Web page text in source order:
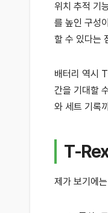
위치 추적 기
를 높인 구성
할 수 있다는
배터리 역시
간을 기대할
와 세트 기록
T-
제가 보기에